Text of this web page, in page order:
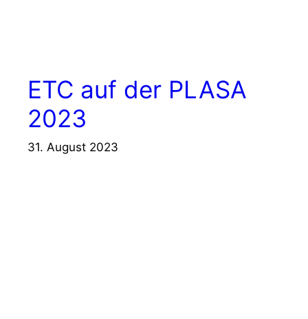
ETC auf der PLASA
2023
31. August 2023